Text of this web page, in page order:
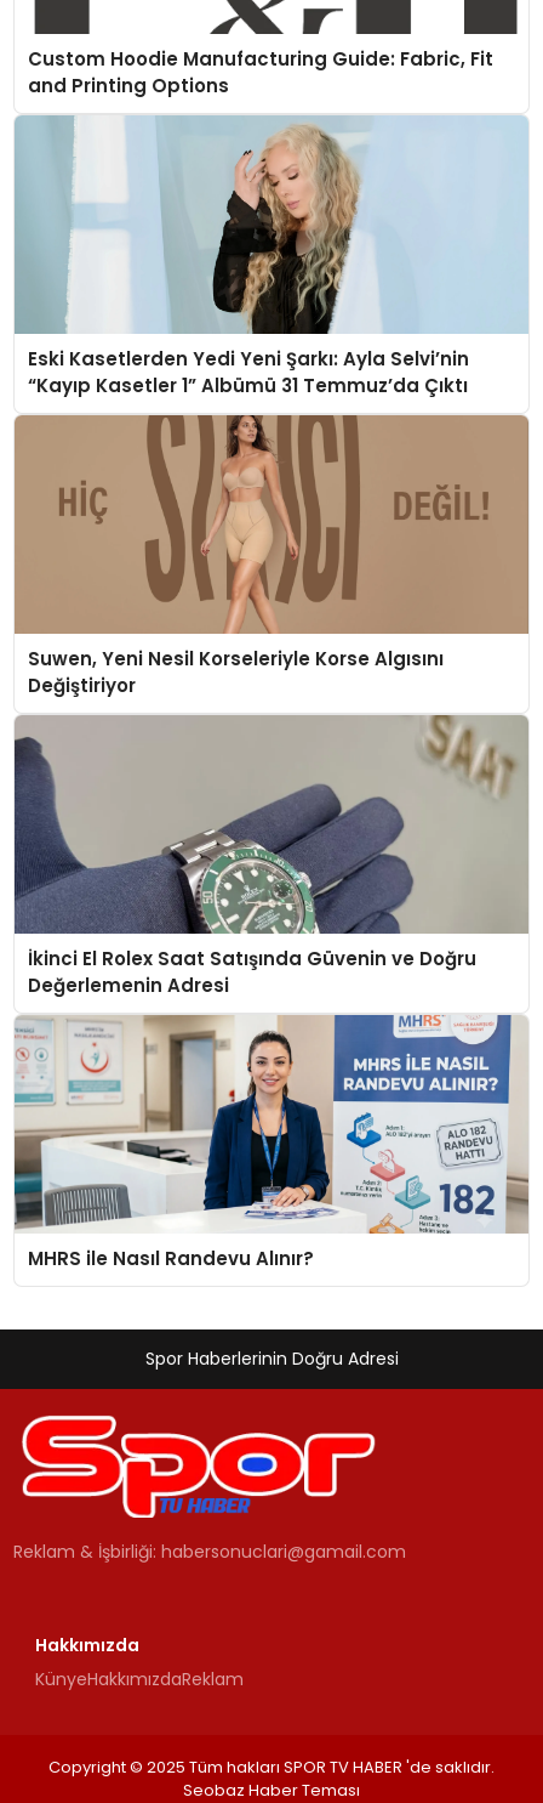
Custom Hoodie Manufacturing Guide: Fabric, Fit
and Printing Options
Eski Kasetlerden Yedi Yeni Şarkı: Ayla Selvi’nin
“Kayıp Kasetler 1” Albümü 31 Temmuz’da Çıktı
Suwen, Yeni Nesil Korseleriyle Korse Algısını
Değiştiriyor
İkinci El Rolex Saat Satışında Güvenin ve Doğru
Değerlemenin Adresi
MHRS ile Nasıl Randevu Alınır?
Spor Haberlerinin Doğru Adresi
Reklam & İşbirliği:habersonuclari@gamail.com
Hakkımızda
KünyeHakkımızdaReklam
Copyright © 2025 Tüm hakları SPOR TV HABER 'de saklıdır.
Seobaz Haber Teması